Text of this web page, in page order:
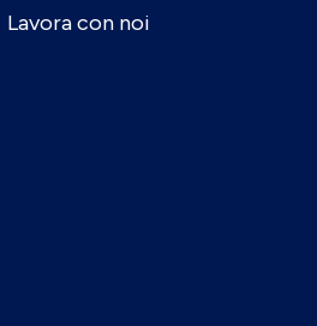
Lavora con noi